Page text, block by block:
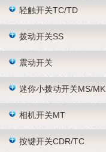
轻触开关TC/TD
拨动开关SS
震动开关
迷你小拨动开关MS/MK
相机开关MT
按键开关CDR/TC